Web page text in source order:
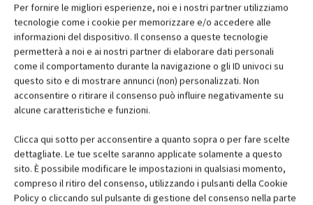
Per fornire le migliori esperienze, noi e i nostri partner utilizziamo
tecnologie come i cookie per memorizzare e/o accedere alle
informazioni del dispositivo. Il consenso a queste tecnologie
permetterà a noi e ai nostri partner di elaborare dati personali
come il comportamento durante la navigazione o gli ID univoci su
questo sito e di mostrare annunci (non) personalizzati. Non
acconsentire o ritirare il consenso può influire negativamente su
alcune caratteristiche e funzioni.
Clicca qui sotto per acconsentire a quanto sopra o per fare scelte
dettagliate. Le tue scelte saranno applicate solamente a questo
sito. È possibile modificare le impostazioni in qualsiasi momento,
compreso il ritiro del consenso, utilizzando i pulsanti della Cookie
Policy o cliccando sul pulsante di gestione del consenso nella parte
Edicola web
Iscriviti alla newsletter